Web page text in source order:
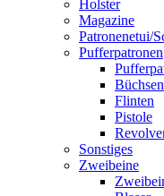
Holster
Magazine
Patronenetui/
Pufferpatronen
Büchsen
Flinten
Pistole
Sonstiges
Zweibeine